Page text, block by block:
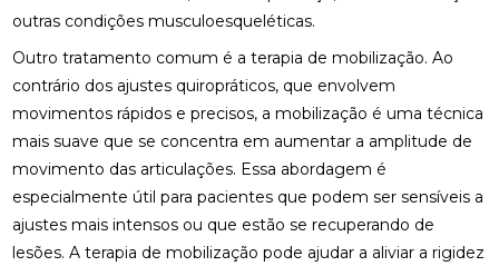
outras condições musculoesqueléticas.
Outro tratamento comum é a terapia de mobilização. Ao
contrário dos ajustes quiropráticos, que envolvem
movimentos rápidos e precisos, a mobilização é uma técnica
mais suave que se concentra em aumentar a amplitude de
movimento das articulações. Essa abordagem é
especialmente útil para pacientes que podem ser sensíveis a
ajustes mais intensos ou que estão se recuperando de
lesões. A terapia de mobilização pode ajudar a aliviar a rigidez
JOANETE
RECOMENDADA?
ENCONTRE A CLÍNICA DE QUIROPRAXIA PERTO DE
VOCÊ
ENCONTRE A MELHOR CLÍNICA DE QUIROPRAXIA
PERTO DE VOCÊ